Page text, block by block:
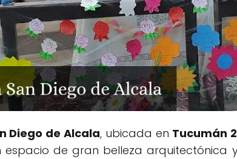
Diego de Alcala, ubicada en Tucumán
espacio de gran belleza arquitectónica